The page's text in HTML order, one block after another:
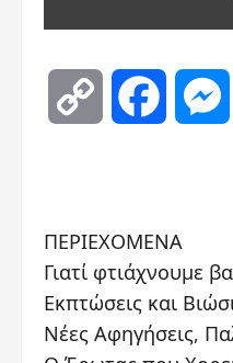
Copy Facebook
ΠΕΡΙΕΧΟΜΕΝΑ
Γιατί φτιάχνουμε
Εκπτώσεις και
Νέες Αφηγήσεις,